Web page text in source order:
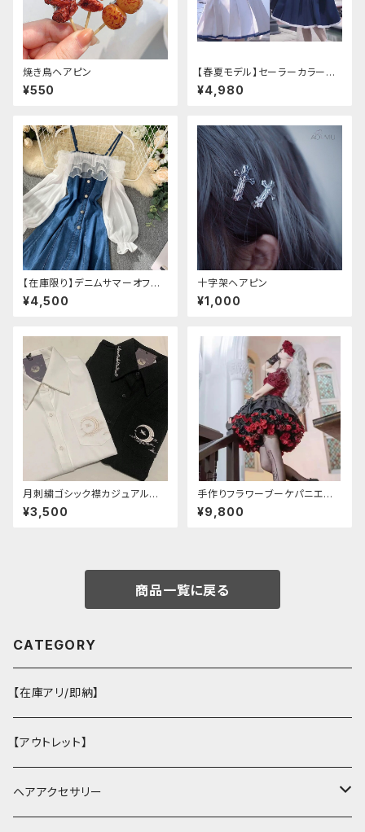
焼き鳥ヘアピン
¥550
【春夏モデル】セーラーカラープ
リーツワンピース
¥4,980
【在庫限り】デニムサマーオフシ
ョルダーワンピース（ミニ丈
¥4,500
十字架ヘアピン
¥1,000
月刺繍ゴシック襟カジュアルブラ
ウス(長袖)
¥3,500
手作りフラワーブーケパニエ
（❁⃘5色展開❁⃘）
¥9,800
商品一覧に戻る
CATEGORY
【在庫アリ/即納】
【アウトレット】
ヘアアクセサリー